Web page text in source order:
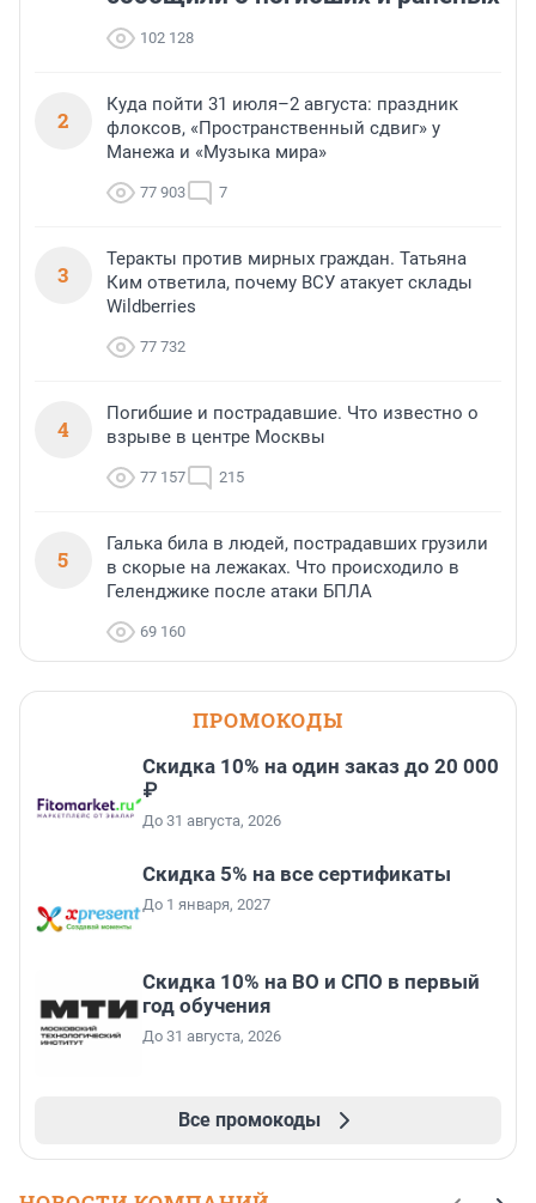
102 128
2
Куда пойти 31 июля–2 августа: праздник
флоксов, «Пространственный сдвиг» у
Манежа и «Музыка мира»
77 903 7
3
Теракты против мирных граждан. Татьяна
Ким ответила, почему ВСУ атакует склады
Wildberries
77 732
4
Погибшие и пострадавшие. Что известно о
взрыве в центре Москвы
77 157 215
5
Галька била в людей, пострадавших грузили
в скорые на лежаках. Что происходило в
Геленджике после атаки БПЛА
69 160
ПРОМОКОДЫ
Скидка 10% на один заказ до 20 000
₽
До 31 августа, 2026
Скидка 5% на все сертификаты
До 1 января, 2027
Скидка 10% на ВО и СПО в первый
год обучения
До 31 августа, 2026
Все промокоды